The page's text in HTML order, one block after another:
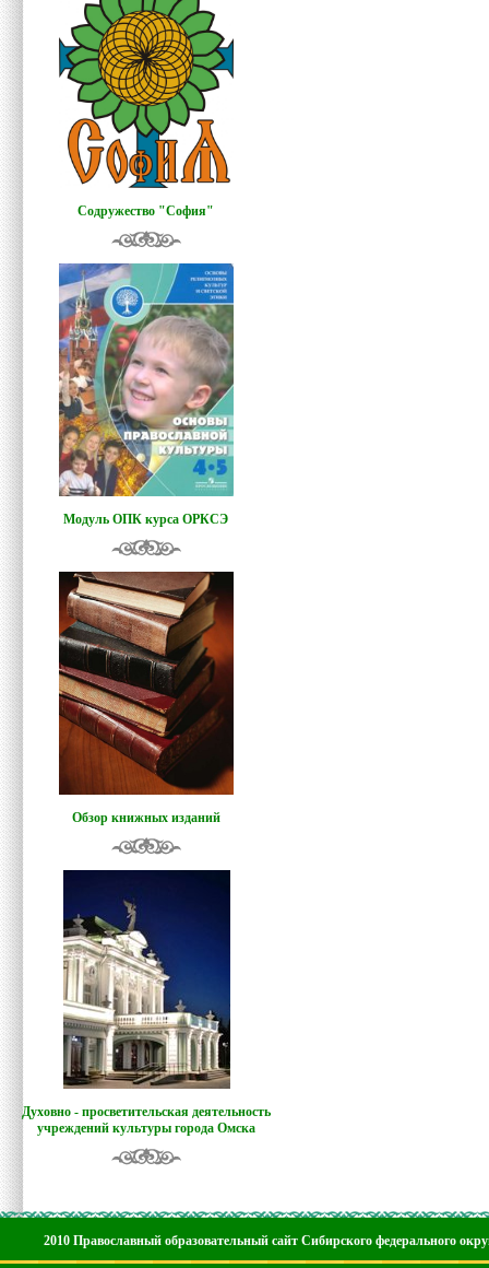
Содружество "София"
Модуль ОПК курса ОРКСЭ
Обзор книжных изданий
Духовно - просветительская деятельность
учреждений культуры города Омска
2010 Православный образовательный сайт Сибирского федерального